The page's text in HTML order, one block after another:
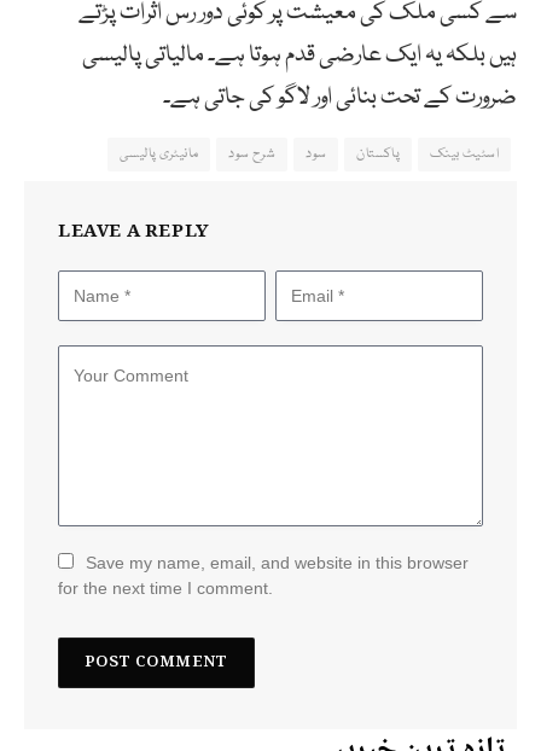
سے کسی ملک کی معیشت پر کوئی دور رس اثرات پڑتے
ہیں بلکہ یہ ایک عارضی قدم ہوتا ہے۔ مالیاتی پالیسی
ضرورت کے تحت بنائی اور لاگو کی جاتی ہے۔
اسٹیٹ بینک پاکستان سود شرح سود مانیٹری پالیسی
LEAVE A REPLY
Save my name, email, and website in this browser
for the next time I comment.